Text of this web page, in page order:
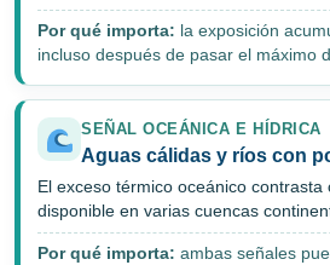
Por qué importa: la exposición
incluso después de pasar el máximo
SEÑAL OCEÁNICA E HÍDRICA
Aguas cálidas y ríos con
El exceso térmico oceánico
disponible en varias cuencas
Por qué importa: ambas señales